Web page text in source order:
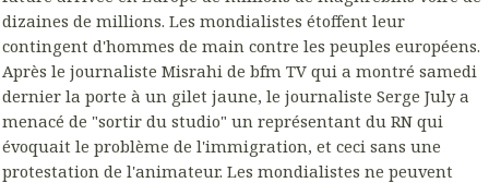
dizaines de millions. Les mondialistes étoffent leur
contingent d'hommes de main contre les peuples européens.
Après le journaliste Misrahi de bfm TV qui a montré samedi
dernier la porte à un gilet jaune, le journaliste Serge July a
menacé de "sortir du studio" un représentant du RN qui
évoquait le problème de l'immigration, et ceci sans une
protestation de l'animateur. Les mondialistes ne peuvent